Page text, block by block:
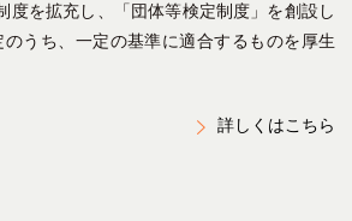
度を拡充し、「団体等検定制度」を創設し
うち、一定の基準に適合するものを厚生
詳しくはこちら